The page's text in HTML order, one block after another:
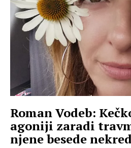
Roman Vodeb:
agoniji zaradi
njene besede